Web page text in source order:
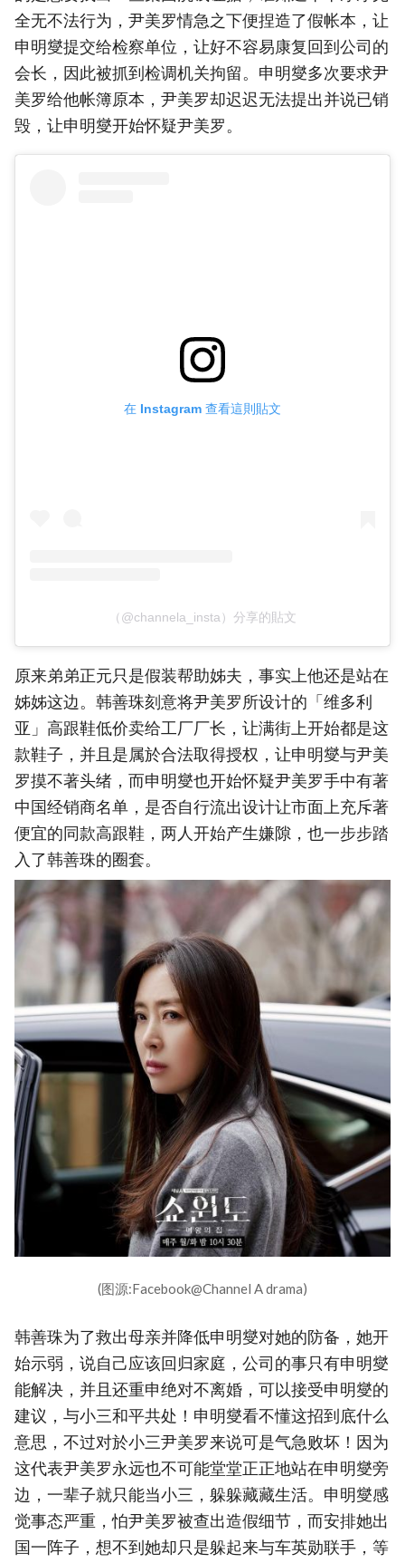
全无不法行为，尹美罗情急之下便捏造了假帐本，让
申明燮提交给检察单位，让好不容易康复回到公司的
会长，因此被抓到检调机关拘留。申明燮多次要求尹
美罗给他帐簿原本，尹美罗却迟迟无法提出并说已销
毁，让申明燮开始怀疑尹美罗。
在 Instagram 查看這則貼文
（@channela_insta）分享的貼文
原来弟弟正元只是假装帮助姊夫，事实上他还是站在
姊姊这边。韩善珠刻意将尹美罗所设计的「维多利
亚」高跟鞋低价卖给工厂厂长，让满街上开始都是这
款鞋子，并且是属於合法取得授权，让申明燮与尹美
罗摸不著头绪，而申明燮也开始怀疑尹美罗手中有著
中国经销商名单，是否自行流出设计让市面上充斥著
便宜的同款高跟鞋，两人开始产生嫌隙，也一步步踏
入了韩善珠的圈套。
(图源:Facebook@Channel A drama)
韩善珠为了救出母亲并降低申明燮对她的防备，她开
始示弱，说自己应该回归家庭，公司的事只有申明燮
能解决，并且还重申绝对不离婚，可以接受申明燮的
建议，与小三和平共处！申明燮看不懂这招到底什么
意思，不过对於小三尹美罗来说可是气急败坏！因为
这代表尹美罗永远也不可能堂堂正正地站在申明燮旁
边，一辈子就只能当小三，躲躲藏藏生活。申明燮感
觉事态严重，怕尹美罗被查出造假细节，而安排她出
国一阵子，想不到她却只是躲起来与车英勋联手，等